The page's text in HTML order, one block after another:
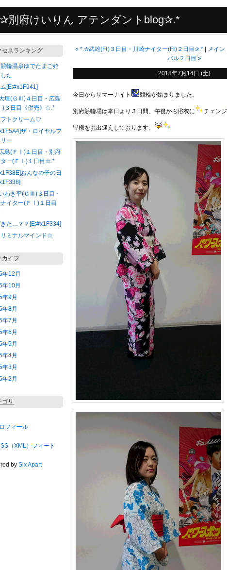
別府けいりん アテンダントblog✰.*
セスランキング
輪温泉ゆでたまご始
た
ム[E:#x1F941]
垣(ＧⅢ)４日目・広島
３日目《併売》☆.*
トクリーム♡
ザ・ロイヤルフ
ー
島(ＦⅠ)１日目・別府
ター(ＦⅠ)１日目☆.*
おんなの子の日
わき平(ＧⅢ)３日目・
イター(ＦⅠ)１日目
た…？？[E:#x1F334]
ミナルマインド☆
カイブ
年12月
年10月
年9月
年8月
年7月
年6月
年5月
年4月
年3月
年2月
ゴリ
フィール
（XML）フィード
by Six Apart
« *.✰武雄(FⅠ)３日目・川崎ナイター(FⅠ)２日目✰.* メイン
バル２日目 »
2018年7月14日 (土)
今日からサマーナイト 競輪が始まりました。
別府競輪場は本日より３日間、午後から浴衣に チェンジ
皆様をお出迎えしております。